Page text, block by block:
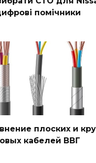
помічники
плоских и
кабелей ВВГ